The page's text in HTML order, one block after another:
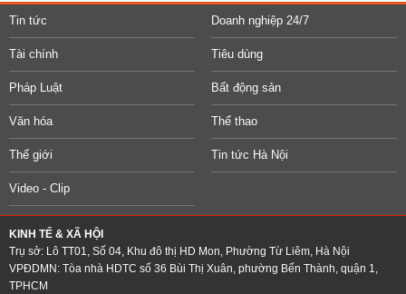
Tin tức Doanh nghiệp 24/7
Tài chính Tiêu dùng
Pháp Luật Bất động sản
Văn hóa Thể thao
Thế giới Tin tức Hà Nội
Video - Clip
KINH TẾ & XÃ HỘI
Trụ sở: Lô TT01, Số 04, Khu đô thị HD Mon, Phường Từ Liêm, Hà Nội
VPĐDMN: Tòa nhà HDTC số 36 Bùi Thị Xuân, phường Bến Thành, quận 1,
TPHCM